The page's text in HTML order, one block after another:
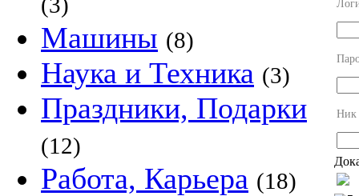
Машины (8)
Наука и Техника (3)
Праздники, Подарки
(12)
Работа, Карьера (18)
Ник